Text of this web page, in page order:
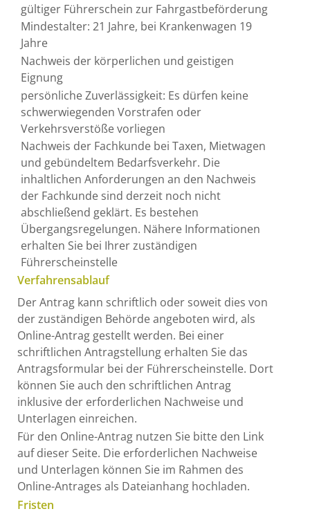
gültiger Führerschein zur Fahrgastbeförderung
Mindestalter: 21 Jahre, bei Krankenwagen 19
Jahre
Nachweis der körperlichen und geistigen
Eignung
persönliche Zuverlässigkeit: Es dürfen keine
schwerwiegenden Vorstrafen oder
Verkehrsverstöße vorliegen
Nachweis der Fachkunde bei Taxen, Mietwagen
und gebündeltem Bedarfsverkehr. Die
inhaltlichen Anforderungen an den Nachweis
der Fachkunde sind derzeit noch nicht
abschließend geklärt. Es bestehen
Übergangsregelungen. Nähere Informationen
erhalten Sie bei Ihrer zuständigen
Führerscheinstelle
Verfahrensablauf
Der Antrag kann schriftlich oder soweit dies von
der zuständigen Behörde angeboten wird, als
Online-Antrag gestellt werden. Bei einer
schriftlichen Antragstellung erhalten Sie das
Antragsformular bei der Führerscheinstelle. Dort
können Sie auch den schriftlichen Antrag
inklusive der erforderlichen Nachweise und
Unterlagen einreichen.
Für den Online-Antrag nutzen Sie bitte den Link
auf dieser Seite. Die erforderlichen Nachweise
und Unterlagen können Sie im Rahmen des
Online-Antrages als Dateianhang hochladen.
Fristen